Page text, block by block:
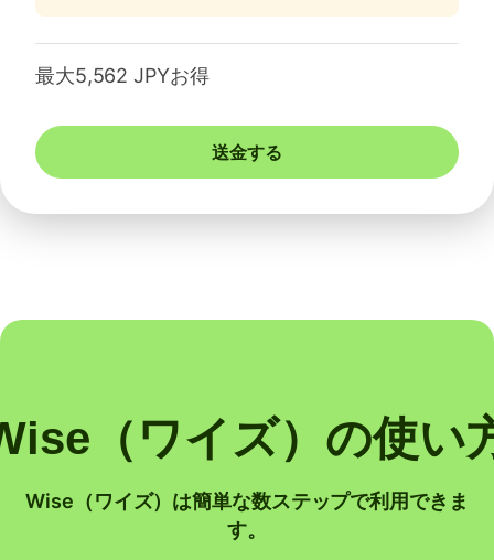
最大5,562 JPYお得
送金する
（ワイズ）の使い
Wise（ワイズ）は簡単な数ステップで利用できま
す。